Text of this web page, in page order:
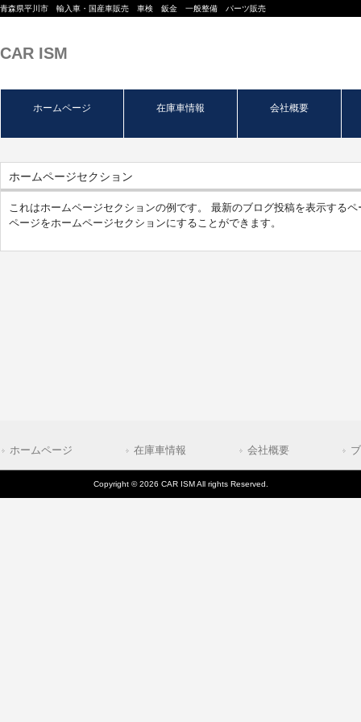
青森県平川市 輸入車・国産車販売 車検 鈑金 一般整備 パーツ販売
CAR ISM
ホームページ 在庫車情報 会社概要
ホームページセクション
これはホームページセクションの例です。 最新のブログ投稿を表示する
ページをホームページセクションにすることができます。
ホームページ 在庫車情報 会社概要
Copyright © 2026 CAR ISM All rights Reserved.